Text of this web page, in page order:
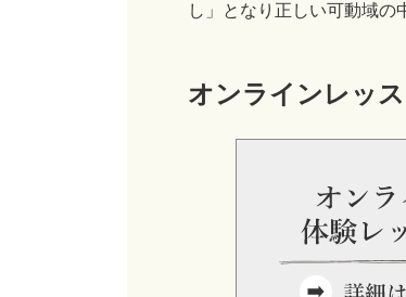
し」となり正しい可動域の
オンラインレッ